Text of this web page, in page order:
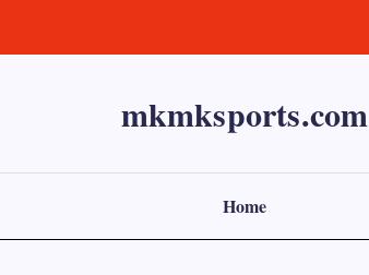
mkmksports.com
Home